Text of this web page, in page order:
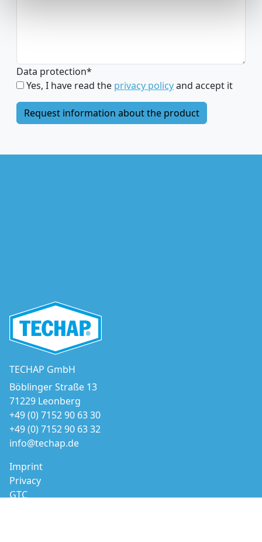
Data protection*
Yes, I have read the privacy policyand accept it
TECHAP GmbH
Böblinger Straße 13
71229 Leonberg
+49 (0) 7152 90 63 30
+49 (0) 7152 90 63 32
info@techap.de
Imprint
Privacy
GTC